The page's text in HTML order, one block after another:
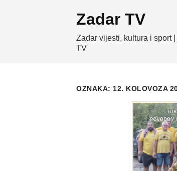
Zadar TV
Zadar vijesti, kultura i sport
TV
OZNAKA: 12. KOLOVOZA